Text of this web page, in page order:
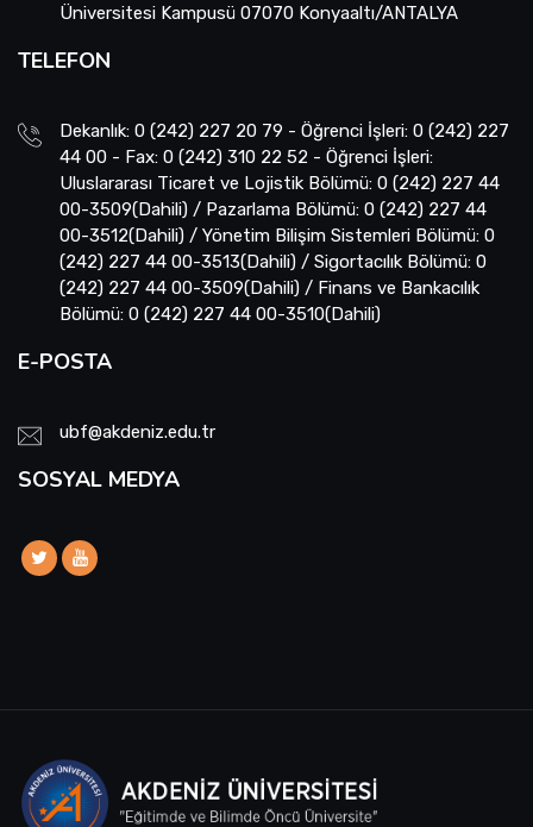
Üniversitesi Kampusü 07070 Konyaaltı/ANTALYA
TELEFON
Dekanlık: 0 (242) 227 20 79 - Öğrenci İşleri: 0 (242) 227
44 00 - Fax: 0 (242) 310 22 52 - Öğrenci İşleri:
Uluslararası Ticaret ve Lojistik Bölümü: 0 (242) 227 44
00-3509(Dahili) / Pazarlama Bölümü: 0 (242) 227 44
00-3512(Dahili) / Yönetim Bilişim Sistemleri Bölümü: 0
(242) 227 44 00-3513(Dahili) / Sigortacılık Bölümü: 0
(242) 227 44 00-3509(Dahili) / Finans ve Bankacılık
Bölümü: 0 (242) 227 44 00-3510(Dahili)
E-POSTA
ubf@akdeniz.edu.tr
SOSYAL MEDYA